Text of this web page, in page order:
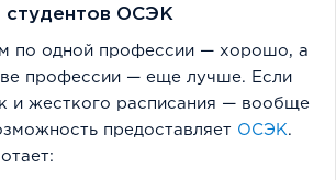
студентов ОСЭК
по одной профессии — хорошо, а
профессии — еще лучше. Если
и жесткого расписания — вообще
предоставляет ОСЭК.